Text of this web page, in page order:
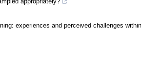
experiences and perceived challenges